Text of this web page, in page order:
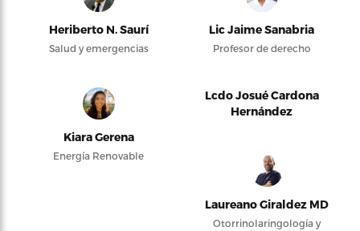
Heriberto N. Saurí
Salud y emergencias
Lic Jaime Sanabria
Profesor de derecho
Kiara Gerena
Energía Renovable
Lcdo Josué Cardona
Hernández
Laureano Giraldez MD
Otorrinolaringología y